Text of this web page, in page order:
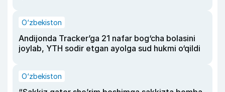
O‘zbekiston
Andijonda Tracker’ga 21 nafar bog‘cha bolasini
joylab, YTH sodir etgan ayolga sud hukmi o‘qildi
O‘zbekiston